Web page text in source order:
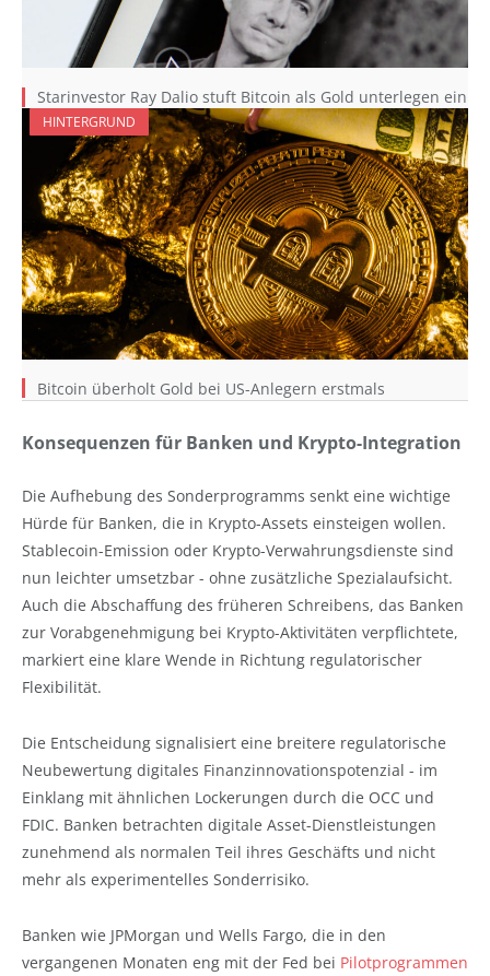
Starinvestor Ray Dalio stuft Bitcoin als Gold unterlegen ein
HINTERGRUND
Bitcoin überholt Gold bei US-Anlegern erstmals
Konsequenzen für Banken und Krypto-Integration
Die Aufhebung des Sonderprogramms senkt eine wichtige
Hürde für Banken, die in Krypto-Assets einsteigen wollen.
Stablecoin-Emission oder Krypto-Verwahrungsdienste sind
nun leichter umsetzbar - ohne zusätzliche Spezialaufsicht.
Auch die Abschaffung des früheren Schreibens, das Banken
zur Vorabgenehmigung bei Krypto-Aktivitäten verpflichtete,
markiert eine klare Wende in Richtung regulatorischer
Flexibilität.
Die Entscheidung signalisiert eine breitere regulatorische
Neubewertung digitales Finanzinnovationspotenzial - im
Einklang mit ähnlichen Lockerungen durch die OCC und
FDIC. Banken betrachten digitale Asset-Dienstleistungen
zunehmend als normalen Teil ihres Geschäfts und nicht
mehr als experimentelles Sonderrisiko.
Banken wie JPMorgan und Wells Fargo, die in den
vergangenen Monaten eng mit der Fed bei Pilotprogrammen